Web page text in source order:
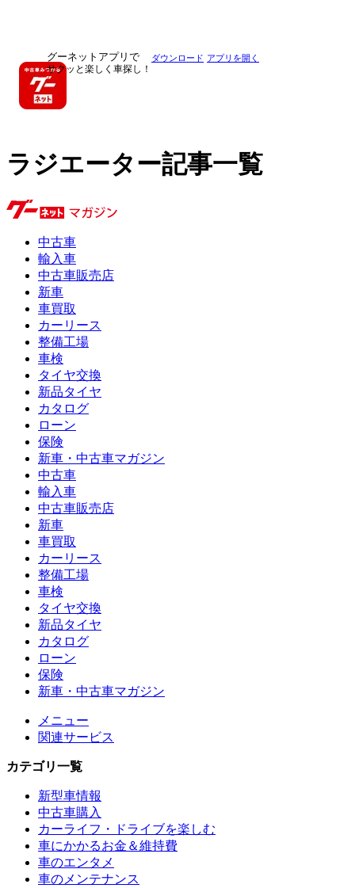
グーネットアプリで
サクッと楽しく車探し！
ダウンロード アプリを開く
ラジエーター記事一覧
中古車
輸入車
中古車販売店
新車
車買取
カーリース
整備工場
車検
タイヤ交換
新品タイヤ
カタログ
ローン
保険
新車・中古車マガジン
中古車
輸入車
中古車販売店
新車
車買取
カーリース
整備工場
車検
タイヤ交換
新品タイヤ
カタログ
ローン
保険
新車・中古車マガジン
メニュー
関連サービス
カテゴリ一覧
新型車情報
中古車購入
カーライフ・ドライブを楽しむ
車にかかるお金＆維持費
車のエンタメ
車のメンテナンス